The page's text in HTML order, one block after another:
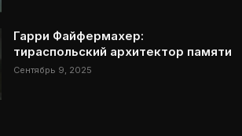
Гарри Файфермахер:
тираспольский архитектор памяти
Сентябрь 9, 2025